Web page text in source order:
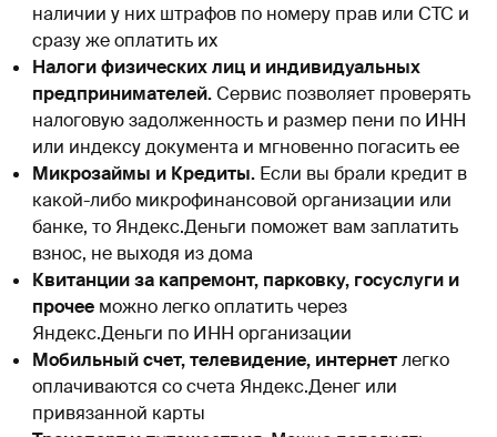
наличии у них штрафов по номеру прав или СТС и
сразу же оплатить их
Налоги физических лиц и индивидуальных
предпринимателей.Сервис позволяет проверять
налоговую задолженность и размер пени по ИНН
или индексу документа и мгновенно погасить ее
Микрозаймы и Кредиты. Если вы брали кредит в
какой-либо микрофинансовой организации или
банке, то Яндекс.Деньги поможет вам заплатить
взнос, не выходя из дома
Квитанции за капремонт, парковку, госуслуги и
прочее можно легко оплатить через
Яндекс.Деньги по ИНН организации
Мобильный счет, телевидение, интернетлегко
оплачиваются со счета Яндекс.Денег или
привязанной карты